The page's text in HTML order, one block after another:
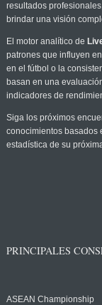
resultados
brindar una visión
El motor analítico de
patrones que influyen
en el fútbol o la
basan en una
indicadores de
Siga los próximos
conocimientos basados
estadística de su
PRINCIPALES
ASEAN Championship